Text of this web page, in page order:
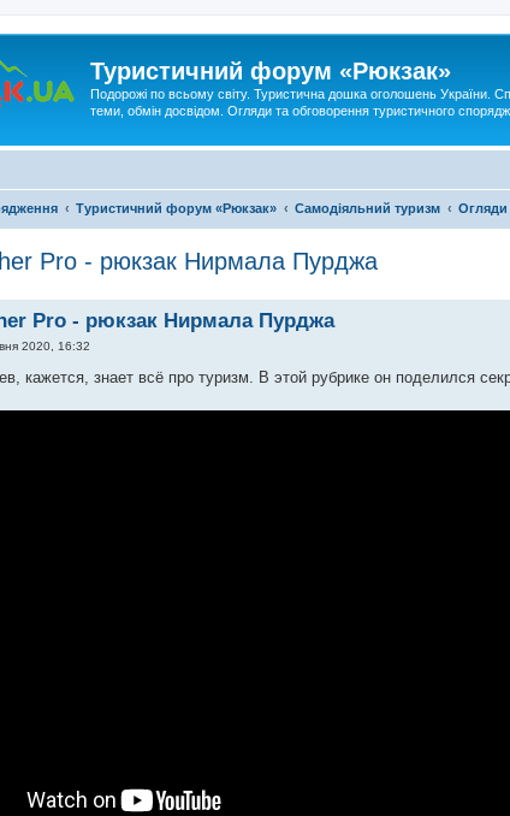
Туристичний форум «Рюкзак»
Подорожі по всьому світу. Туристична дошка оголошень України.
теми, обмін досвідом. Огляди та обговорення туристичного
Туристичний форум «Рюкзак» Самодіяльний туризм Огляди
Pro - рюкзак Нирмала Пурджа
Pro - рюкзак Нирмала Пурджа
2020, 16:32
кажется, знает всё про туризм. В этой рубрике он поделился